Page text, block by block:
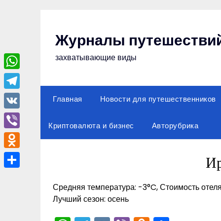
Журналы
захватывающие виды
Главная Новости для путешественников
Криптовалюта и бизнес Авторубрика
Средняя температура: -3°C, Стоимость
Лучший сезон: осень
WhatsApp
Telegram
VK
Viber
Odnoklassniki